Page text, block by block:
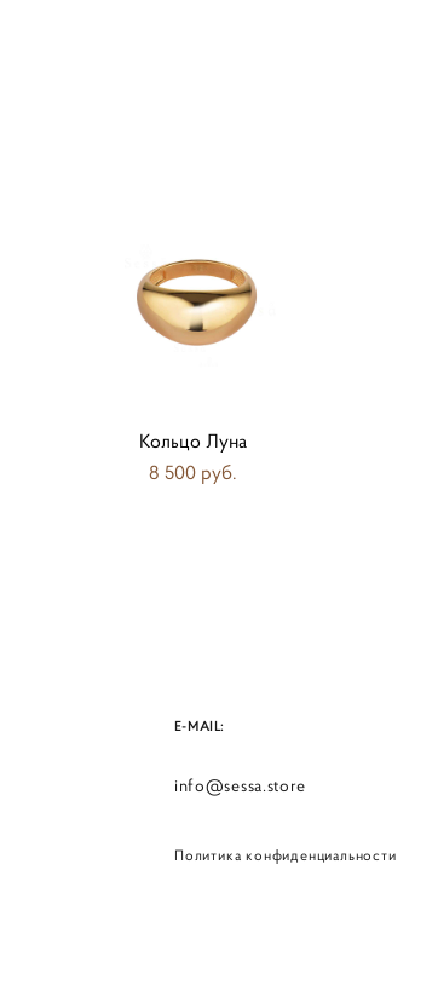
Кольцо Луна
8 500 pуб.
E-MAIL:
info@sessa.store
Политика конфиденциальности